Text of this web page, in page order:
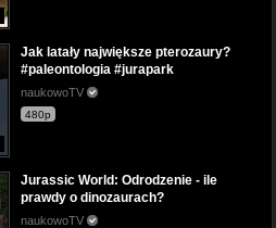
Jak latały największe pterozaury?
#paleontologia #jurapark
naukowoTV
480p
Jurassic World: Odrodzenie - ile
prawdy o dinozaurach?
naukowoTV